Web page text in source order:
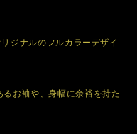
ジナルのフルカラーデザイ
お袖や、身幅に余裕を持た